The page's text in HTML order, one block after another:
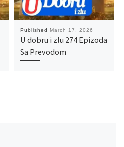
Published March 17, 2026
U dobru i zlu 274 Epizoda
Sa Prevodom